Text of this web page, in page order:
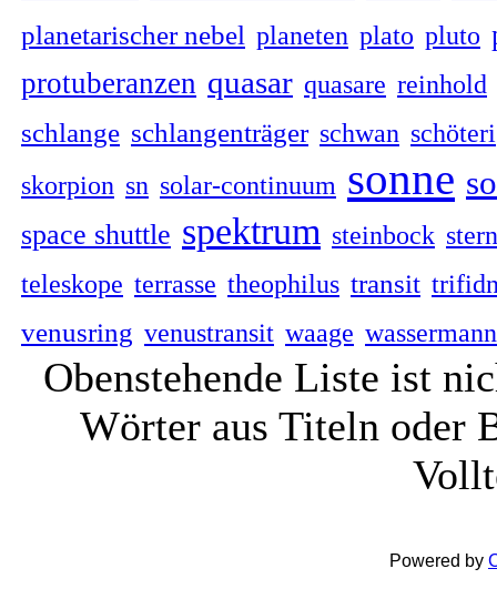
planetarischer nebel planeten plato pluto
protuberanzen quasar quasare reinhold
schlange schlangenträger schwan schöteri
skorpion sn solar-continuum sonne
space shuttle spektrum steinbock
teleskope terrasse theophilus transit
venusring venustransit waage wassermann
Obenstehende Liste ist
Wörter aus Titeln oder
Powered by